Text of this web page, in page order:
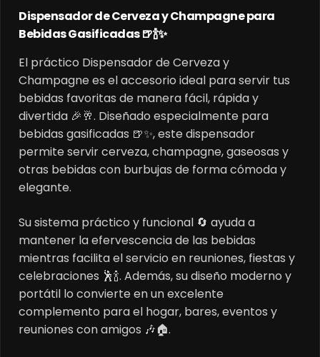
Dispensador de Cerveza y Champagne para
Bebidas Gasificadas 🍺🍾✨
El práctico Dispensador de Cerveza y
Champagne es el accesorio ideal para servir tus
bebidas favoritas de manera fácil, rápida y
divertida 🎉🥂. Diseñado especialmente para
bebidas gasificadas 🍺✨, este dispensador
permite servir cerveza, champagne, gaseosas y
otras bebidas con burbujas de forma cómoda y
elegante.
Su sistema práctico y funcional 🔄 ayuda a
mantener la efervescencia de las bebidas
mientras facilita el servicio en reuniones, fiestas y
celebraciones 🕺🍾. Además, su diseño moderno y
portátil lo convierte en un excelente
complemento para el hogar, bares, eventos y
reuniones con amigos 🎶🏠.